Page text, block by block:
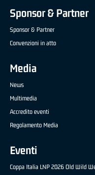
Sponsor & Partner
Sponsor & Partner
Convenzioni in atto
Media
News
Multimedia
Accredito eventi
Regolamento Media
Eventi
Coppa Italia LNP 2026 Old Wild